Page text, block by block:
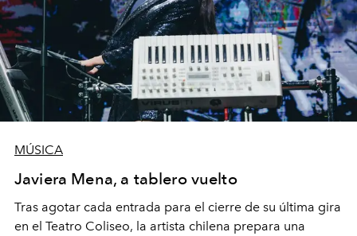
MÚSICA
Javiera Mena, a tablero vuelto
Tras agotar cada entrada para el cierre de su última gira
en el Teatro Coliseo, la artista chilena prepara una